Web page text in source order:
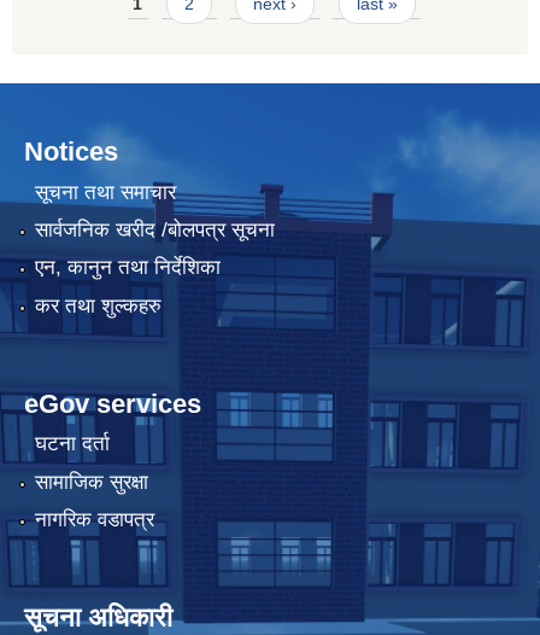
Notices
सूचना तथा समाचार
सार्वजनिक खरीद /बोलपत्र सूचना
एन, कानुन तथा निर्देशिका
कर तथा शुल्कहरु
eGov services
घटना दर्ता
सामाजिक सुरक्षा
नागरिक वडापत्र
सूचना अधिकारी